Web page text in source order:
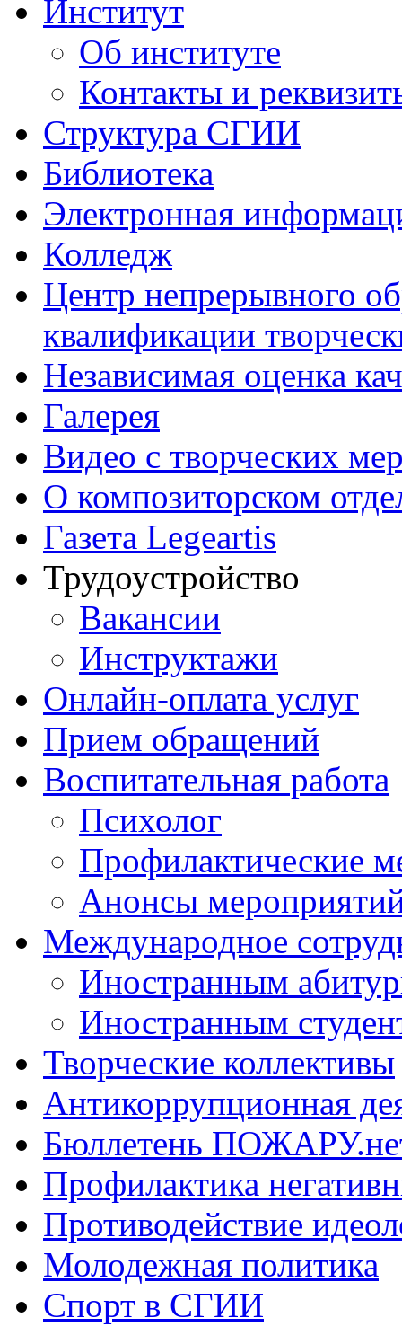
Институт
Об институте
Контакты и
Структура СГИИ
Библиотека
Электронная
Колледж
Центр непрерывного
квалификации
Независимая оценка
Галерея
Видео с творческих
О композиторском
Газета Legeartis
Трудоустройство
Вакансии
Инструктажи
Онлайн-оплата услуг
Прием обращений
Воспитательная работа
Психолог
Профилактические
Анонсы
Международное
Иностранным
Иностранным
Творческие коллективы
Антикоррупционная
Бюллетень
Профилактика
Противодействие
Молодежная политика
Спорт в СГИИ